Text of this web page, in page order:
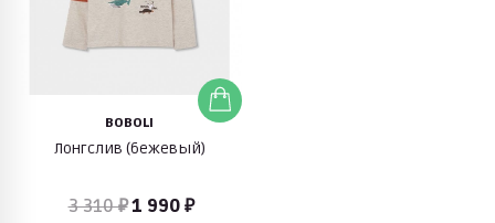
BOBOLI
Лонгслив (бежевый)
3 310 ₽1 990 ₽